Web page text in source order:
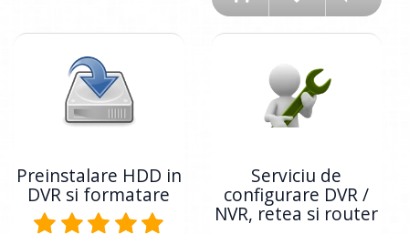
Preinstalare HDD in
DVR si formatare
Serviciu de
configurare DVR /
NVR, retea si router